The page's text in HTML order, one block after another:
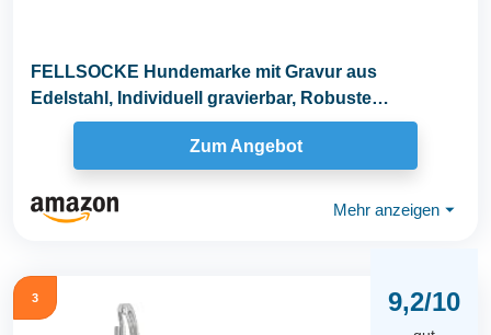
FELLSOCKE Hundemarke mit Gravur aus
Edelstahl, Individuell gravierbar, Robuste
Tiermarke, Dogtag...
Zum Angebot
Mehr anzeigen ⏷
3 9,2/10